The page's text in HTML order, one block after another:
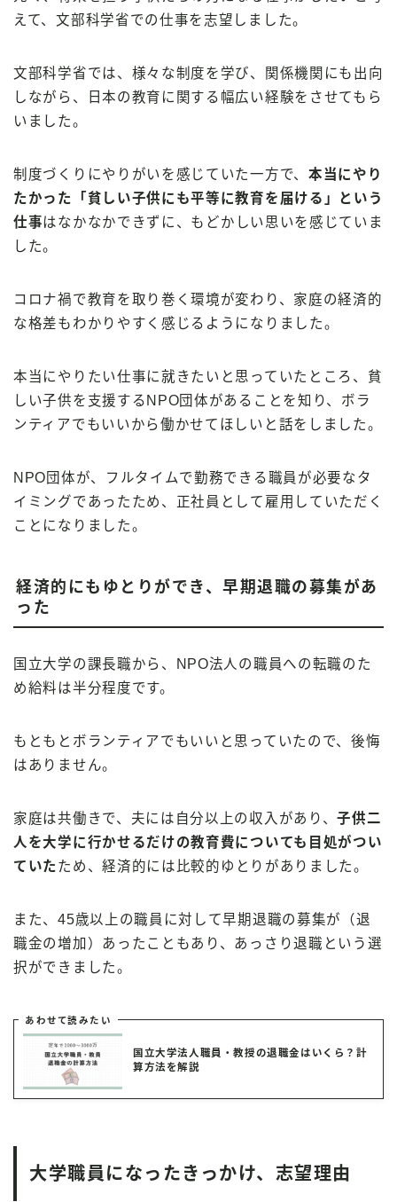
えて、文部科学省での仕事を志望しました。
文部科学省では、様々な制度を学び、関係機関にも出向
しながら、日本の教育に関する幅広い経験をさせてもら
いました。
制度づくりにやりがいを感じていた一方で、 本当にやり
たかった「貧しい子供にも平等に教育を届ける」という
仕事はなかなかできずに、もどかしい思いを感じていま
した。
コロナ禍で教育を取り巻く環境が変わり、家庭の経済的
な格差もわかりやすく感じるようになりました。
本当にやりたい仕事に就きたいと思っていたところ、貧
しい子供を支援するNPO団体があることを知り、ボラ
ンティアでもいいから働かせてほしいと話をしました。
NPO団体が、フルタイムで勤務できる職員が必要なタ
イミングであったため、正社員として雇用していただく
ことになりました。
経済的にもゆとりができ、早期退職の募集があ
った
国立大学の課長職から、NPO法人の職員への転職のた
め給料は半分程度です。
もともとボランティアでもいいと思っていたので、後悔
はありません。
家庭は共働きで、夫には自分以上の収入があり、子供二
人を大学に行かせるだけの教育費についても目処がつい
ていた ため、経済的には比較的ゆとりがありました。
また、45歳以上の職員に対して早期退職の募集が（退
職金の増加）あったこともあり、あっさり退職という選
択ができました。
あわせて読みたい
国立大学法人職員・教授の退職金はいくら？計
算方法を解説
大学職員になったきっかけ、志望理由